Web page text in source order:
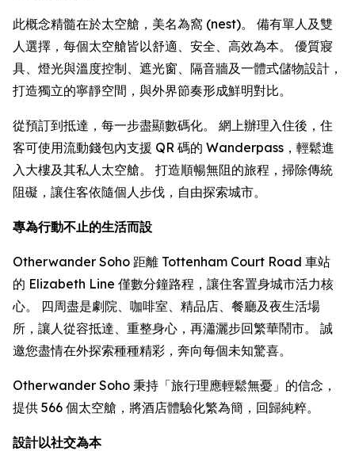
此概念精髓在於太空艙，美名為窩 (nest)。 備有單人及雙
人選擇，每個太空艙皆以舒適、安全、高效為本。 優質寢
具、燈光與溫度控制、遮光窗、隔音牆及一體式儲物設計，
打造獨立的寧靜空間，與外界節奏形成鮮明對比。
從預訂到抵達，每一步盡顯數碼化。 網上辦理入住後，住
客可使用流動錢包內支援 QR 碼的 Wanderpass，輕鬆進
入大樓及其私人太空艙。 打造順暢無阻的旅程，掃除傳統
阻礙，讓住客依隨個人步伐，自由探索城市。
專為行動不止的生活而設
Otherwander Soho 距離 Tottenham Court Road 車站
的 Elizabeth Line 僅數分鐘路程，讓住客置身城市活力核
心。 四周盡是劇院、咖啡室、精品店、餐廳及夜生活場
所，讓人從容抵達、重整身心，再瀟灑步回繁華鬧市。 誠
邀您盡情在外探索種種精彩，奔向每個未知驚喜。
Otherwander Soho 秉持「旅行理應輕鬆無憂」的信念，
提供 566 個太空艙，將酒店體驗化繁為簡，回歸純粹。
設計以社交為本